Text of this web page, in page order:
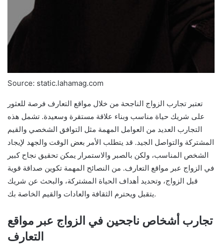
Source: static.lahamag.com
تعتبر تجارب الزواج الناجحة من خلال مواقع التعارف فرصة للعثور
على شريك حياة مناسب وبناء علاقة مستقرة وسعيدة. تشمل هذه
التجارب العديد من العوامل المهمة مثل التوافق الشخصي والقيم
المشتركة والتواصل الجيد. قد يتطلب الأمر بعض الوقت والجهد لإيجاد
الشخص المناسب، ولكن بالصبر والاستمرار يمكن تحقيق نجاح كبير
في الزواج عبر مواقع التعارف. من النصائح المهمة تكوين صداقة قوية
قبل الزواج، وتحديد أهداف الحياة المشتركة، والبحث عن شريك
يتقبل ويحترم الثقافة والعادات والقيم الخاصة بك.
تجارب أشخاص ناجحين في الزواج عبر مواقع
التعارف